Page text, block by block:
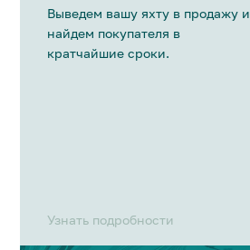
Выведем вашу яхту в продажу и
найдем покупателя в
кратчайшие сроки.
Узнать подробности